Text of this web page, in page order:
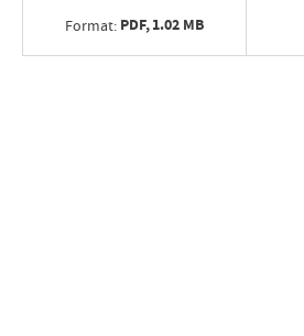
Format: PDF,1.02 MB